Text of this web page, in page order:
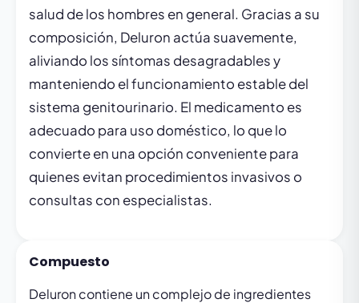
salud de los hombres en general. Gracias a su
composición, Deluron actúa suavemente,
aliviando los síntomas desagradables y
manteniendo el funcionamiento estable del
sistema genitourinario. El medicamento es
adecuado para uso doméstico, lo que lo
convierte en una opción conveniente para
quienes evitan procedimientos invasivos o
consultas con especialistas.
Compuesto
Deluron contiene un complejo de ingredientes